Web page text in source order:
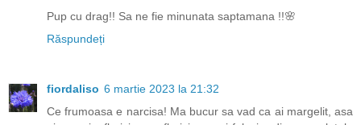
Pup cu drag!! Sa ne fie minunata saptamana !!🌸
Răspundeți
fiordaliso 6 martie 2023 la 21:32
Ce frumoasa e narcisa! Ma bucur sa vad ca ai margelit, asa